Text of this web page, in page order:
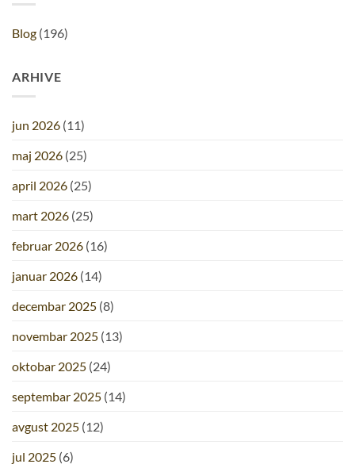
Blog (196)
ARHIVE
jun 2026 (11)
maj 2026 (25)
april 2026 (25)
mart 2026 (25)
februar 2026 (16)
januar 2026 (14)
decembar 2025 (8)
novembar 2025 (13)
oktobar 2025 (24)
septembar 2025 (14)
avgust 2025 (12)
jul 2025 (6)